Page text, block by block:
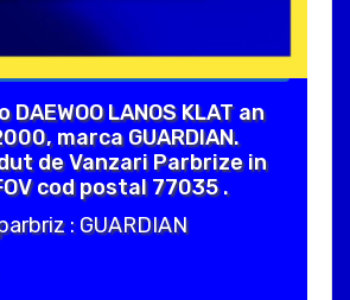
LANOS KLAT an
marca GUARDIAN.
de Vanzari Parbrize in
cod postal 77035 .
: GUARDIAN